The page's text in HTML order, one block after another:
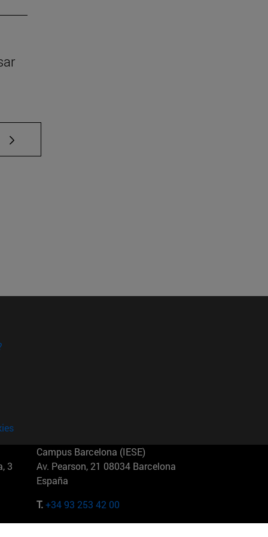
TAB para desplazarse.
3
Campus Barcelona (IESE)
Av. Pearson, 21 08034 Barcelona
España
T.+34 93 253 42 00